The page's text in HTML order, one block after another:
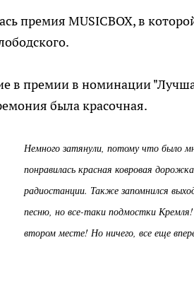
премия MUSICBOX,в
в премии в номинации
была красочная.
Немного затянули, потому что было
понравилась красная ковровая
радиостанции. Также запомнился
песню, но все-таки подмостки
втором месте! Но ничего, все еще